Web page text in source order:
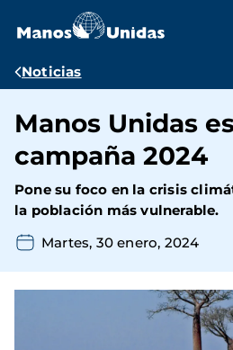
contenido
Ruta
navegación
Noticias
Manos Unidas
campaña 2024
Pone su foco en la crisis
la población más vulnerable.
Martes, 30 enero, 2024